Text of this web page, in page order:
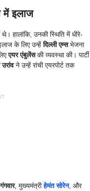
में इलाज
थे। हालांकि, उनकी स्थिति में धीरे-
के लिए उन्हेंदिल्ली एम्सभेजना
एयर एंबुलेंसकी व्यवस्था की। पार्टी
ने उन्हें रांची एयरपोर्ट तक
, मुख्यमंत्रीहेमंत सोरेन, और